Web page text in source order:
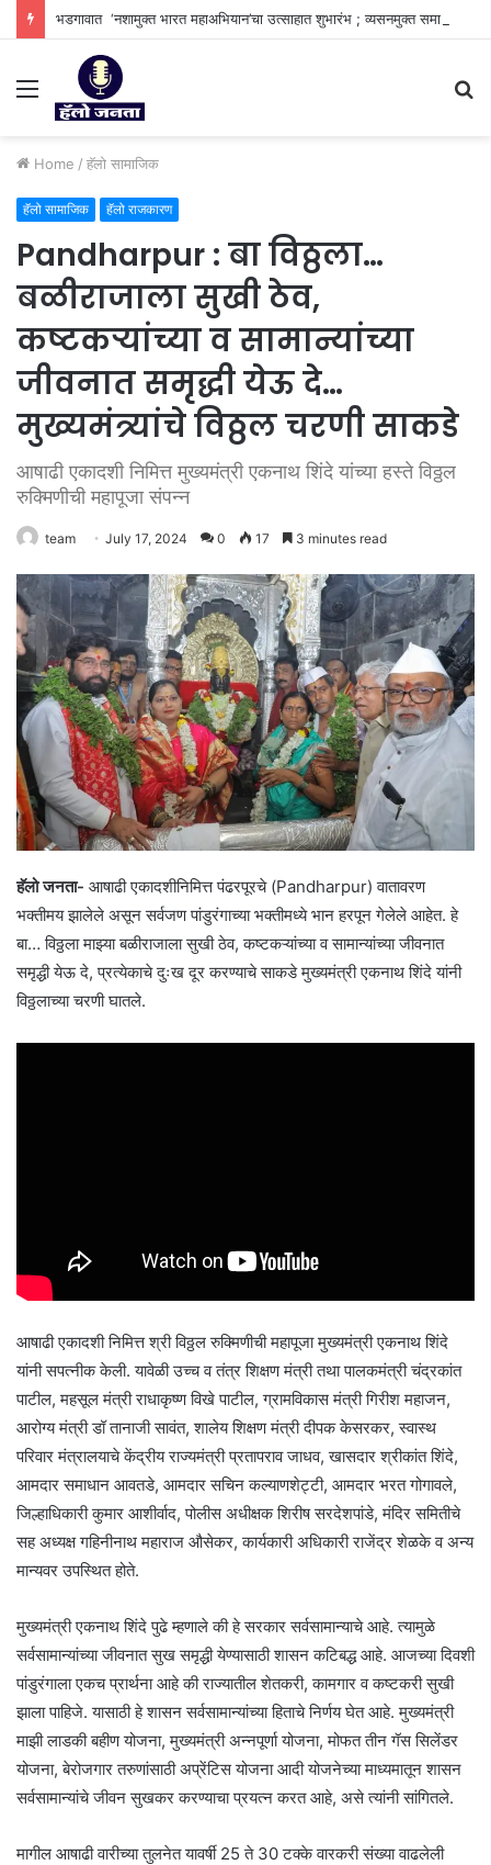
Menu
Home / हॅलो सामाजिक
हॅलो सामाजिक हॅलो राजकारण
Pandharpur : बा विठ्ठला…
बळीराजाला सुखी ठेव,
कष्टकऱ्यांच्या व सामान्यांच्या
जीवनात समृद्धी येऊ दे…
मुख्यमंत्र्यांचे विठ्ठल चरणी साकडे
आषाढी एकादशी निमित्त मुख्यमंत्री एकनाथ शिंदे यांच्या हस्ते विठ्ठल
रुक्मिणीची महापूजा संपन्न
team July 17, 2024 0 17 3 minutes read
हॅलो जनता- आषाढी एकादशीनिमित्त पंढरपूरचे (Pandharpur) वातावरण
भक्तीमय झालेले असून सर्वजण पांडुरंगाच्या भक्तीमध्ये भान हरपून गेलेले आहेत. हे
बा… विठ्ठला माझ्या बळीराजाला सुखी ठेव, कष्टकऱ्यांच्या व सामान्यांच्या जीवनात
समृद्धी येऊ दे, प्रत्येकाचे दुःख दूर करण्याचे साकडे मुख्यमंत्री एकनाथ शिंदे यांनी
विठ्ठलाच्या चरणी घातले.
आषाढी एकादशी निमित्त श्री विठ्ठल रुक्मिणीची महापूजा मुख्यमंत्री एकनाथ शिंदे
यांनी सपत्नीक केली. यावेळी उच्च व तंत्र शिक्षण मंत्री तथा पालकमंत्री चंद्रकांत
पाटील, महसूल मंत्री राधाकृष्ण विखे पाटील, ग्रामविकास मंत्री गिरीश महाजन,
आरोग्य मंत्री डॉ तानाजी सावंत, शालेय शिक्षण मंत्री दीपक केसरकर, स्वास्थ
परिवार मंत्रालयाचे केंद्रीय राज्यमंत्री प्रतापराव जाधव, खासदार श्रीकांत शिंदे,
आमदार समाधान आवतडे, आमदार सचिन कल्याणशेट्टी, आमदार भरत गोगावले,
जिल्हाधिकारी कुमार आशीर्वाद, पोलीस अधीक्षक शिरीष सरदेशपांडे, मंदिर समितीचे
सह अध्यक्ष गहिनीनाथ महाराज औसेकर, कार्यकारी अधिकारी राजेंद्र शेळके व अन्य
मान्यवर उपस्थित होते.
मुख्यमंत्री एकनाथ शिंदे पुढे म्हणाले की हे सरकार सर्वसामान्याचे आहे. त्यामुळे
सर्वसामान्यांच्या जीवनात सुख समृद्धी येण्यासाठी शासन कटिबद्ध आहे. आजच्या दिवशी
पांडुरंगाला एकच प्रार्थना आहे की राज्यातील शेतकरी, कामगार व कष्टकरी सुखी
झाला पाहिजे. यासाठी हे शासन सर्वसामान्यांच्या हिताचे निर्णय घेत आहे. मुख्यमंत्री
माझी लाडकी बहीण योजना, मुख्यमंत्री अन्नपूर्णा योजना, मोफत तीन गॅस सिलेंडर
योजना, बेरोजगार तरुणांसाठी अप्रेंटिस योजना आदी योजनेच्या माध्यमातून शासन
सर्वसामान्यांचे जीवन सुखकर करण्याचा प्रयत्न करत आहे, असे त्यांनी सांगितले.
मागील आषाढी वारीच्या तुलनेत यावर्षी 25 ते 30 टक्के वारकरी संख्या वाढलेली